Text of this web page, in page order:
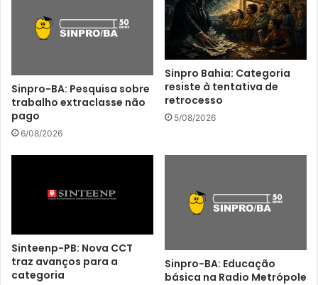
Sinpro-BA: Pesquisa sobre
trabalho extraclasse não
pago
6/08/2026
Sinpro Bahia: Categoria
resiste à tentativa de
retrocesso
5/08/2026
Sinteenp-PB: Nova CCT
traz avanços para a
categoria
Sinpro-BA: Educação
básica na Radio Metrópole